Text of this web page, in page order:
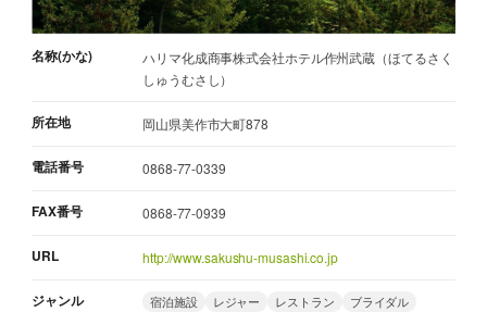
名称(かな)
ハリマ化成商事株式会社ホテル作州武蔵（ほてるさく
しゅうむさし）
所在地 岡山県美作市大町878
電話番号 0868-77-0339
FAX番号 0868-77-0939
URL http://www.sakushu-musashi.co.jp
ジャンル 宿泊施設 レジャー レストラン
ブライダル